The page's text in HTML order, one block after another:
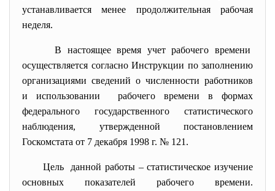
устанавливается менее продолжительная рабочая
неделя.
В настоящее время учет рабочего времени
осуществляется согласно Инструкции по заполнению
организациями сведений о численности работников
и использовании рабочего времени в формах
федерального государственного статистического
наблюдения, утвержденной постановлением
Госкомстата от 7 декабря 1998 г. № 121.
Цель данной работы – статистическое изучение
основных показателей рабочего времени.